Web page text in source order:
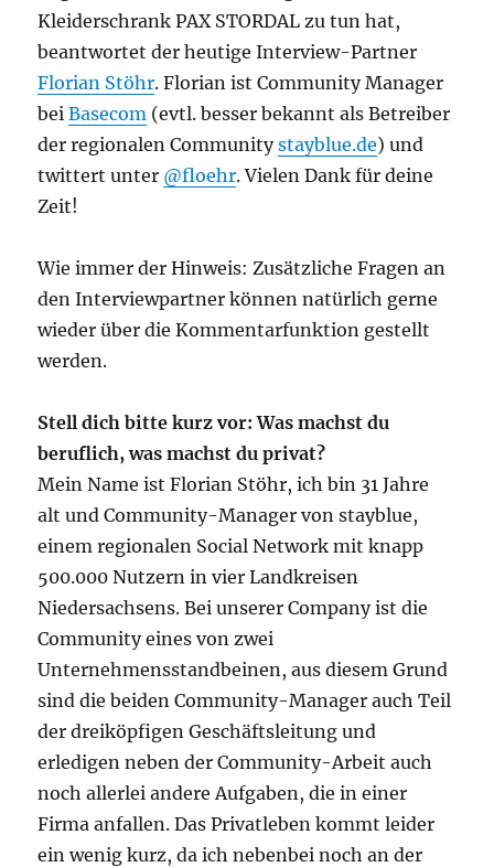
Kleiderschrank PAX STORDAL zu tun hat,
beantwortet der heutige Interview-Partner
Florian Stöhr. Florian ist Community Manager
beiBasecom (evtl. besser bekannt als Betreiber
der regionalen Communitystayblue.de) und
twittert unter @floehr. Vielen Dank für deine
Zeit!
Wie immer der Hinweis: Zusätzliche Fragen an
den Interviewpartner können natürlich gerne
wieder über die Kommentarfunktion gestellt
werden.
Stell dich bitte kurz vor: Was machst du
beruflich, was machst du privat?
Mein Name ist Florian Stöhr, ich bin 31 Jahre
alt und Community-Manager von stayblue,
einem regionalen Social Network mit knapp
500.000 Nutzern in vier Landkreisen
Niedersachsens. Bei unserer Company ist die
Community eines von zwei
Unternehmensstandbeinen, aus diesem Grund
sind die beiden Community-Manager auch Teil
der dreiköpfigen Geschäftsleitung und
erledigen neben der Community-Arbeit auch
noch allerlei andere Aufgaben, die in einer
Firma anfallen. Das Privatleben kommt leider
ein wenig kurz, da ich nebenbei noch an der